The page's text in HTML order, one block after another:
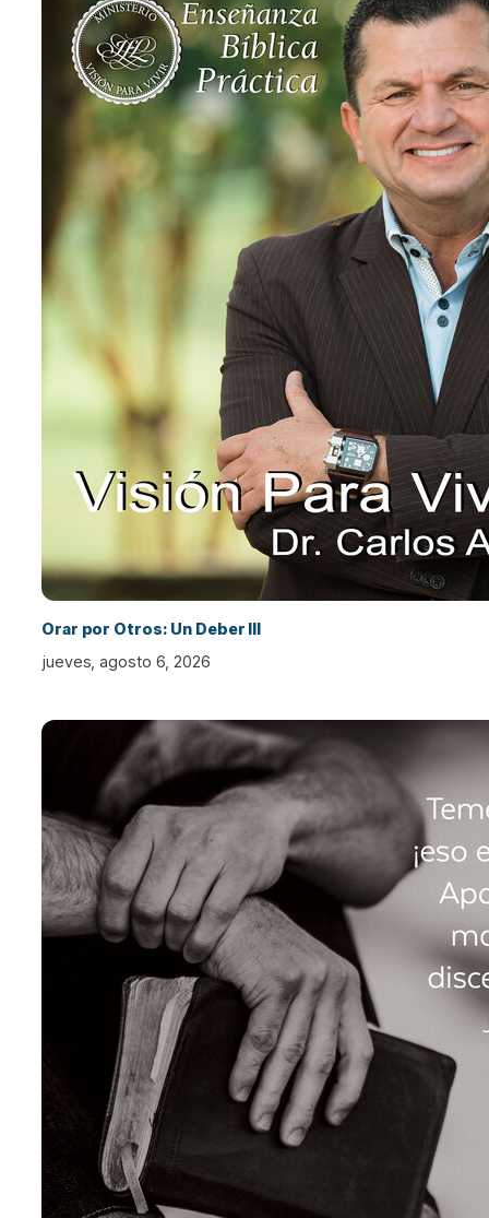
Orar por Otros: Un Deber III
jueves, agosto 6, 2026